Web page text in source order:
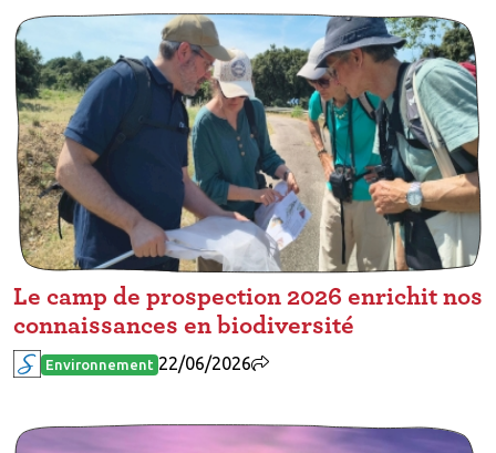
Le camp de prospection 2026 enrichit nos
connaissances en biodiversité
Environnement 22/06/2026